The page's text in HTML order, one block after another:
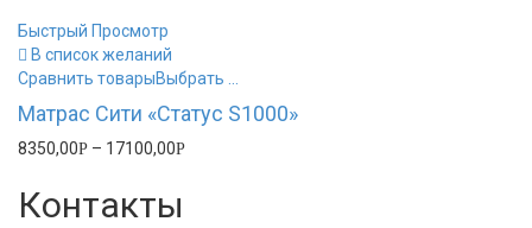
Быстрый Просмотр
В список желаний
Сравнить товарыВыбрать ...
Матрас Сити «Статус S1000»
8350,00Р – 17100,00Р
Контакты